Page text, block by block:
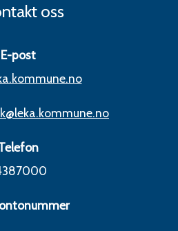
oss
E-post